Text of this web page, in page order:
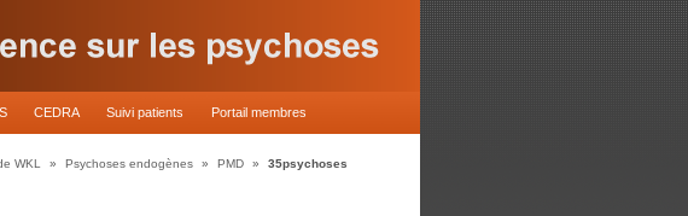
CEDRA Suivi patients Portail membres
WKL » Psychoses endogènes » PMD » 35psychoses